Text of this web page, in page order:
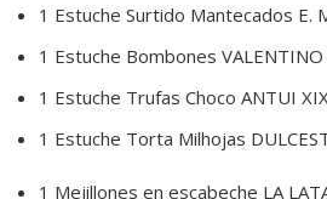
1 Estuche Surtido Mantecados E.
1 Estuche Bombones
1 Estuche Trufas Choco ANTUI
1 Estuche Torta Milhojas
1 Mejillones en escabeche LA